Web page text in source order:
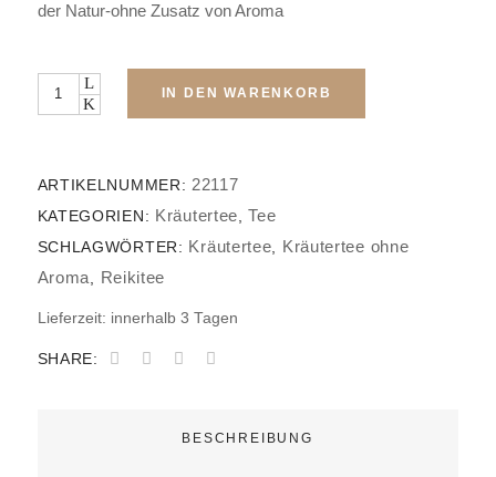
der Natur-ohne Zusatz von Aroma
Menge IN DEN WARENKORB
ARTIKELNUMMER: 22117
KATEGORIEN: Kräutertee ,Tee
SCHLAGWÖRTER: Kräutertee
Kräutertee ohne
Aroma
Reikitee
Lieferzeit: innerhalb 3 Tagen
SHARE:
BESCHREIBUNG